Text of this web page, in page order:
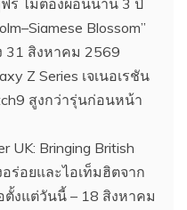
รี ไม่ต้องผ่อนนาน 3 ปี
Blossom”
31 สิงหาคม 2569
Z Series เจเนอเรชัน
สูงกว่ารุ่นก่อนหน้า
UK: Bringing British
ร่อยและไอเท็มฮิตจาก
งแต่วันนี้ – 18 สิงหาคม